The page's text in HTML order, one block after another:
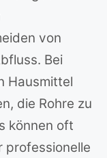
von
Bei
Hausmittel
die Rohre zu
können oft
professionelle